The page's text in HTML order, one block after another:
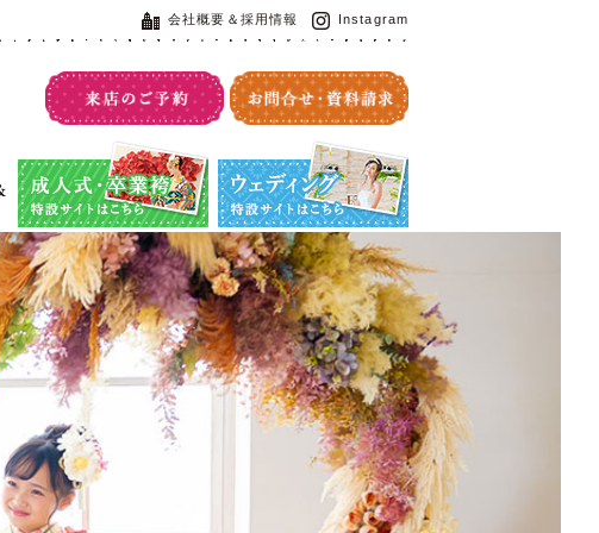
会社概要＆採用情報 Instagram
成人式・卒業袴特設サイト ウエディング特設サイト